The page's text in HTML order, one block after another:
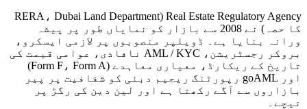
Real Estate Regulatory Agency (RERA، Dubai Land Department
کا حصہ) نے 2008 سے بازار کو نمایاں طور پر پیشہ
بنایا ہے۔ ڈویلپر منصوبوں پر لازمی ایسکرو،
بروکر رجسٹریشن، AML / KYC نافاذی، عوامی قیمت کی
تاریخ کے ریکارڈ، معیاری معاہدے (Form F، Form A)
اور goAML رپورٹنگ ریجیم دبئی کو شفافیت پر پیر
سے آگے رکھتا ہے اور لین دین کی رگڑ پر